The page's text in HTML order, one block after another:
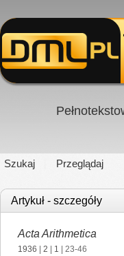
Szukaj Przeglądaj
Artykuł - szczegóły
Acta Arithmetica
1936 2 1 | 23-46